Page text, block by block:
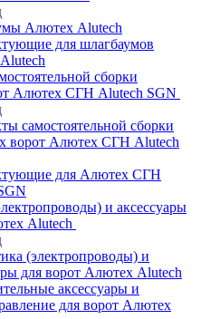
Алютех Alutech
для шлагбаумов
сборки
Алютех СГН Alutech SGN
самостоятельной сборки
ворот Алютех СГН Alutech
для Алютех СГН
и аксессуары
Alutech
(электропроводы) и
для ворот Алютех Alutech
аксессуары и
для ворот Алютех